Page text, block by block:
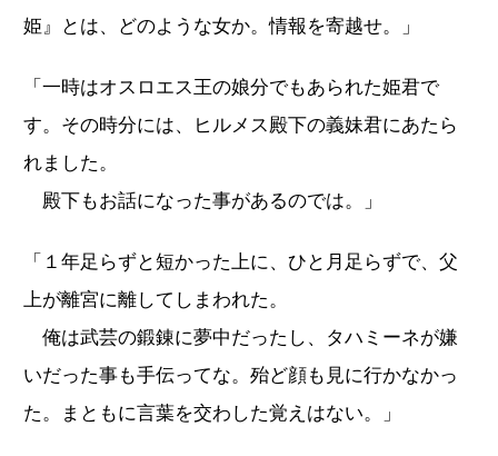
姫』とは、どのような女か。情報を寄越せ。」
「一時はオスロエス王の娘分でもあられた姫君で
す。その時分には、ヒルメス殿下の義妹君にあたら
れました。
殿下もお話になった事があるのでは。」
「１年足らずと短かった上に、ひと月足らずで、父
上が離宮に離してしまわれた。
俺は武芸の鍛錬に夢中だったし、タハミーネが嫌
いだった事も手伝ってな。殆ど顔も見に行かなかっ
た。まともに言葉を交わした覚えはない。」